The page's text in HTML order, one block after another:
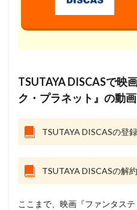
TSUTAYA DISCASで映
ク・プラネット』の動
TSUTAYA DISCASの登
TSUTAYA DISCASの解
ここまで、映画『ファンタス